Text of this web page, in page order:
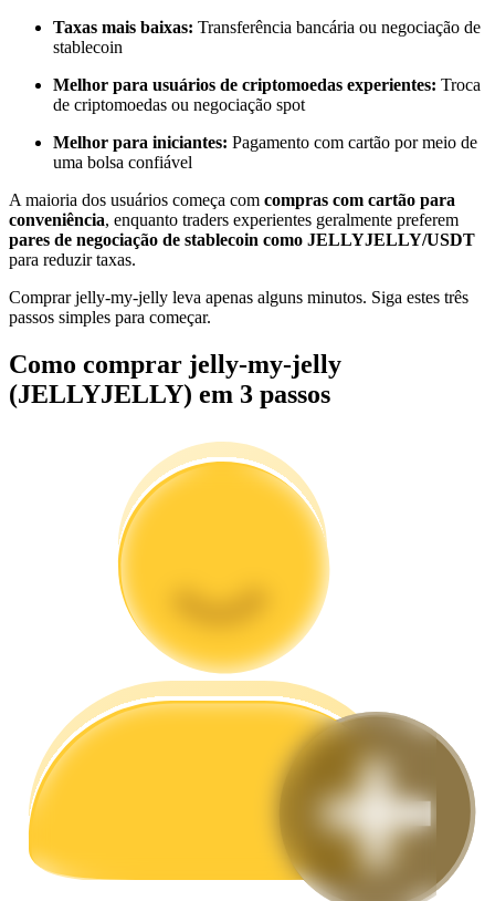
Informação
Análise de big data, incluindo informações comerciais, etc.
Guia
Estratégias de negociação
Aprenda como se manter lucrativo
Ganhar
Taxas mais baixas: Transferência bancária ou negociação de
stablecoin
Melhor para usuários de criptomoedas experientes: Troca
de criptomoedas ou negociação spot
Melhor para iniciantes: Pagamento com cartão por meio de
uma bolsa confiável
A maioria dos usuários começa com compras com cartão para
conveniência, enquanto traders experientes geralmente preferem
pares de negociação de stablecoin como JELLYJELLY/USDT
para reduzir taxas.
Comprar jelly-my-jelly leva apenas alguns minutos. Siga estes três
passos simples para começar.
Como comprar jelly-my-jelly
(JELLYJELLY) em 3 passos